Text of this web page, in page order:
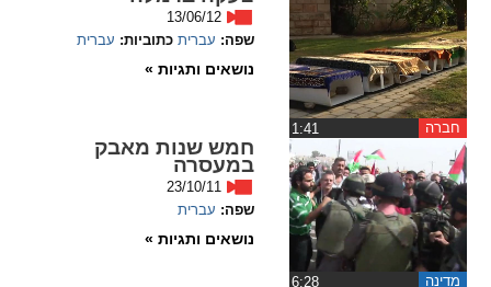
חברה
13/06/12
שפה: עברית כתוביות: עברית
נושאים ותגיות »
מדינה
חמש שנות מאבק
במעסרה
23/10/11
שפה: עברית
נושאים ותגיות »